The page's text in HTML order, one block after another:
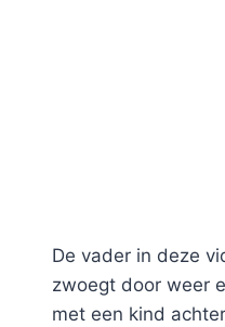
De vader in deze
zwoegt door weer
met een kind